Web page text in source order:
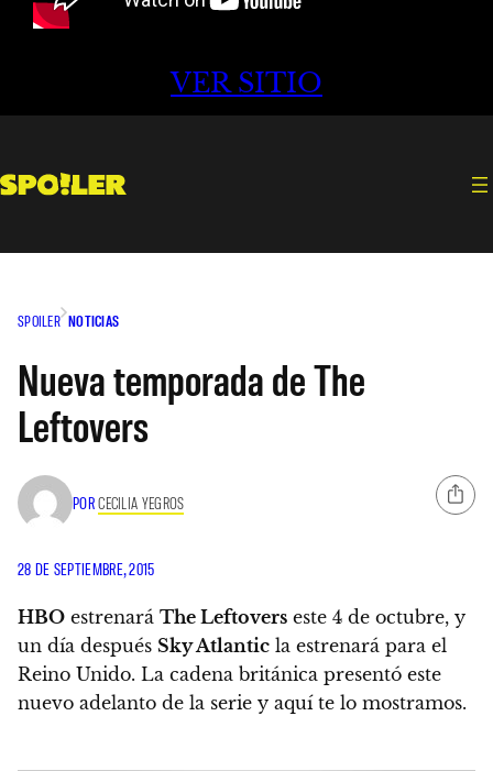
VER SITIO
SPOILER NOTICIAS
Nueva temporada de The
Leftovers
PORCECILIA YEGROS
28 DE SEPTIEMBRE, 2015
HBO estrenará The Leftovers este 4 de octubre, y
un día después Sky Atlantic la estrenará para el
Reino Unido. La cadena británica presentó este
nuevo adelanto de la serie y aquí te lo mostramos.